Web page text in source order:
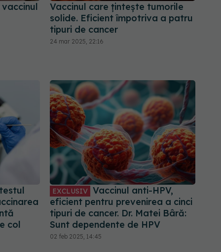
Vaccinul care țintește tumorile
solide. Eficient împotriva a patru
tipuri de cancer
24 mar 2025, 22:16
col
EXCLUSIV Vaccinul anti-HPV,
eficient pentru prevenirea a cinci
tipuri de cancer. Dr. Matei Bâră:
Sunt dependente de HPV
02 feb 2025, 14:45